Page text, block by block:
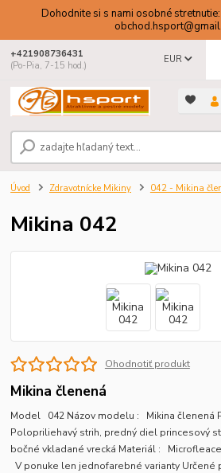
Dohodnite si s nami osobné
EUR
+421908736431
(Po-Pia, 7-15 hod.)
Úvod Zdravotnícke Mikiny 042 - Mikina
Mikina 042
Ohodnotiť produkt
Mikina členená
Model 042 Názov modelu : Mikina členená
Polopriliehavý strih, predný diel princesový
bočné vkladané vrecká Materiál :
V ponuke len jednofarebné varianty